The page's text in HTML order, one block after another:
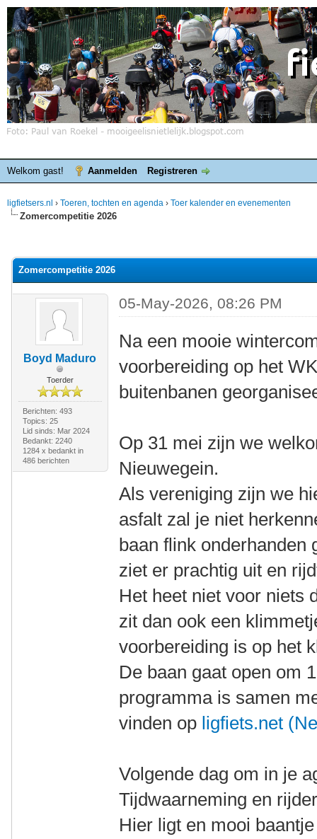
Welkom gast! Aanmelden Registreren
ligfietsers.nl › Toeren, tochten en agenda › Toer kalender en evenementen
Zomercompetitie 2026
Zomercompetitie 2026
Boyd Maduro
Toerder
Berichten: 493
Topics: 25
Lid sinds: Mar 2024
Bedankt: 2240
1284 x bedankt in
486 berichten
05-May-2026, 08:26 PM
Na een mooie
voorbereiding op het
buitenbanen
Op 31 mei zijn we
Nieuwegein.
Als vereniging zijn we
asfalt zal je niet
baan flink onderhanden
ziet er prachtig uit en
Het heet niet voor niets
zit dan ook een
voorbereiding is op het
De baan gaat open om
programma is samen
vinden op ligfiets.net
Volgende dag om in je
Tijdwaarneming en
Hier ligt en mooi